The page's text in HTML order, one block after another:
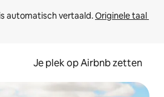
automatisch vertaald. Originele taal
Je plek op Airbnb zetten